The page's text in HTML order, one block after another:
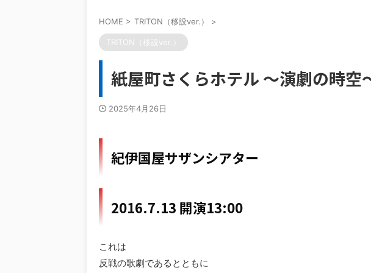
HOME > TRITON（移設ver.） >
TRITON（移設ver.）
紙屋町さくらホテル ～演劇の時空
2025年4月26日
紀伊国屋サザンシアター
2016.7.13 開演13:00
これは
反戦の歌劇であるとともに